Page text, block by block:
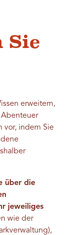
Sie
erweitern,
Abenteuer
vor, indem Sie
über die
jeweiliges
wie der